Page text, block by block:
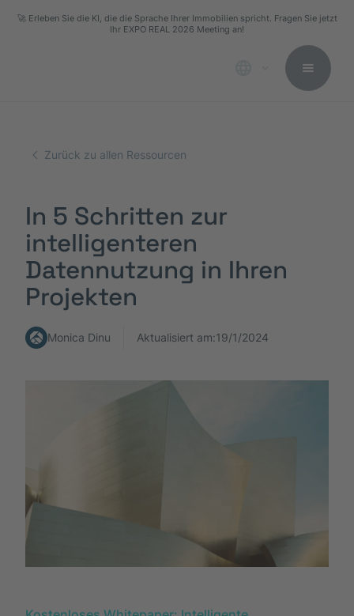
🚀 Erleben Sie die KI, die die Sprache Ihrer Immobilien spricht. Fragen Sie jetzt
Ihr EXPO REAL 2026 Meeting an!
Zurück zu allen Ressourcen
In 5 Schritten zur
intelligenteren
Datennutzung in Ihren
Projekten
Monica Dinu Aktualisiert am:19/1/2024